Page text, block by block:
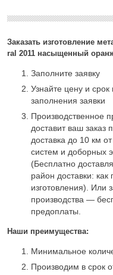
Заказать изготовление
ral 2011 насыщенный
Заполните заявку
Узнайте цену и срок
заполнения заявки
Производственное
доставит ваш заказ
доставка до 10 км
систем и доборных
(Бесплатно
район доставки:
изготовления). Или
производства —
предоплаты.
Наши преимущества:
Минимальное
Производим в срок